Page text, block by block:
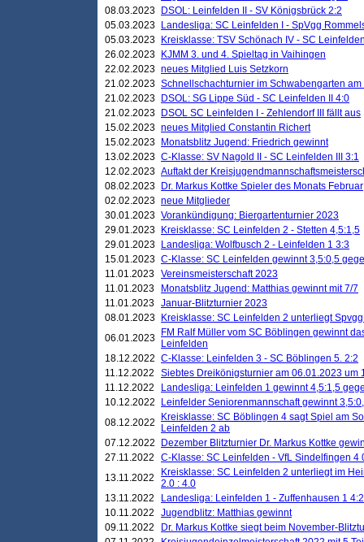
08.03.2023
DSOL: Leinfelden II - SV Königsbrück 2:2
05.03.2023
Landesliga: SC Leinfelden I - SpVgg
05.03.2023
Kreisklasse: TSV Schönach IV - SC
26.02.2023
KJMM 3. und 4. Spieltag in Vaihingen
22.02.2023 neues Mitglied Luis Setzkorn
21.02.2023 Schnellschachturnier im Schwabengarten
21.02.2023
DSOL: SG Lippe Süd - SC Leinfelden II 4:0
21.02.2023
DSOL SC Leinfelden I - Zehlendorf III fällt aus
15.02.2023 neues Mitglied Constantin Richert
15.02.2023
Monatsblitz Jugend: Friedrich gewinnt
13.02.2023 C-Klasse: SV Nagold II - SC Leinfelden III 3:1
12.02.2023 Auftakt der
08.02.2023
Dr. Markus Kottke Spieler des Monats Februar
02.02.2023 neue Mitglieder
30.01.2023 Vorankündigung: Biergartenturnier 2023
29.01.2023
Kreisklasse: SC Leinfelden 2 - Stetten 4,5:1,5
29.01.2023
Landesliga: Wolfbusch 2 - Leinfelden 1 3:3
15.01.2023 C-Klasse: SC Leinfelden gewinnt 3,5:0,5
11.01.2023 Vereinsmeisterschaft 2023
11.01.2023
Monatsblitz Jugend: Matthias gewinnt mit 7/7
11.01.2023 Januar-Blitzturnier 2023
08.01.2023
Kreisklasse: SC Leinfelden 2 unterliegt
06.01.2023
FM Ralf Müller vom SC Böblingen gewinnt
Leinfelden
18.12.2022 C-Klasse: Leinfelden 3 - SC Böblingen 5. 2:2
11.12.2022
Siebtes Dreikönigsturnier am 06.01.2023 um
11.12.2022
Landesliga: Leinfelden 1 gewinnt 4,5:1,5
10.12.2022
Leinfelder Seniorenmannschaft gewinnt
08.12.2022
Kreisklasse: SC Böblingen 4 sagt Spiel am
Leinfelden 2 ab
07.12.2022
Dezember Blitzturnier Dr. Markus Kottke
27.11.2022
C-Klasse: SC Leinfelden - VfL Sindelfingen 4
13.11.2022
Kreisklasse: SC Leinfelden 2 unterliegt im
2.0 : 4.0
13.11.2022
Landesliga: Leinfelden 1 - Zuffenhausen 1 4:2
10.11.2022
Jugendblitz: Matthias gewinnt
09.11.2022
Dr. Markus Kottke siegt beim November-